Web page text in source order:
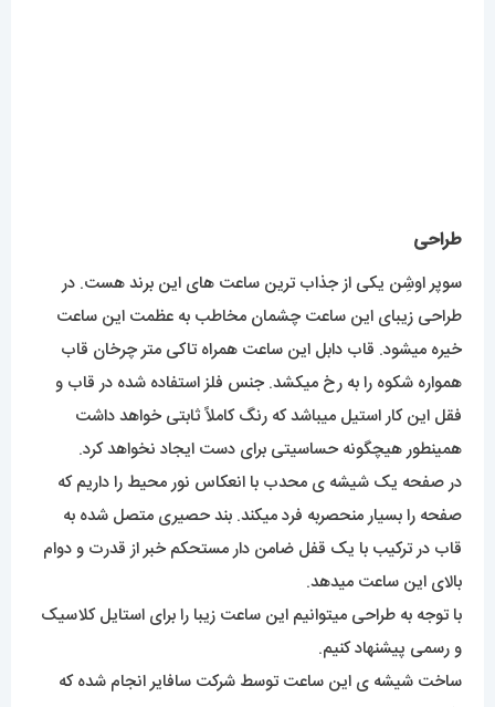
و رسمی پیشنهاد کنیم.
ساخت شیشه ی این ساعت توسط شرکت سافایر انجام شده که
یکی از معروف ترین شرکت های ساخت شیشه ساعت هست.
مهمترین ویژگی این شیشه ها ضد خش بودن آن هست.
در قلب این ساعت زیبا یک موتور قدرتمند با تکنولوژی مکانیکی